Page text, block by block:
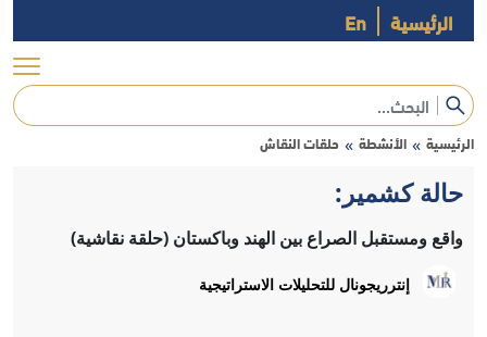
الرئيسية En
الرئيسية » الأنشطة » حلقات النقاش
حالة كشمير:
واقع ومستقبل الصراع بين الهند وباكستان (حلقة نقاشية)
إنترريجونال للتحليلات الاستراتيجية